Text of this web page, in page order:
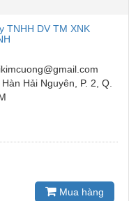
TNHH DV TM XNK
Hải Nguyên, P. 2, Q.
Mua hàng